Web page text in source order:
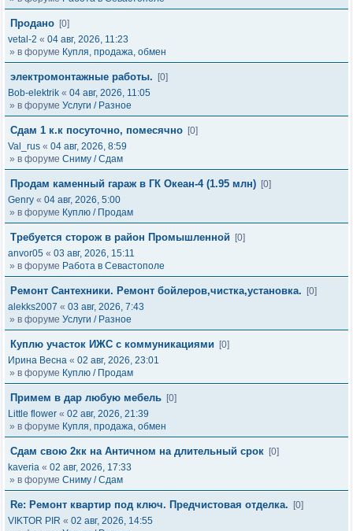
Продано [0]
vetal-2 « 04 авг, 2026, 11:23
» в форуме Купля, продажа, обмен
электромонтажные работы.
[0]
Bob-elektrik « 04 авг, 2026, 11:05
» в форуме Услуги / Разное
Сдам 1 к.к посуточно, помесячно [0]
Val_rus « 04 авг, 2026, 8:59
» в форуме Сниму / Сдам
Продам каменный гараж в ГК Океан-4 (1.95 млн) [0]
Genry « 04 авг, 2026, 5:00
» в форуме Куплю / Продам
Требуется сторож в район Промышленной
[0]
anvor05 « 03 авг, 2026, 15:11
» в форуме Работа в Севастополе
Ремонт Сантехники. Ремонт бойлеров,чистка,установка.
[0]
alekks2007 « 03 авг, 2026, 7:43
» в форуме Услуги / Разное
Куплю участок ИЖС с коммуникациями
[0]
Ирина Весна « 02 авг, 2026, 23:01
» в форуме Куплю / Продам
Примем в дар любую мебель [0]
Little flower « 02 авг, 2026, 21:39
» в форуме Купля, продажа, обмен
Сдам свою 2кк на Античном на длительный срок [0]
kaveria « 02 авг, 2026, 17:33
» в форуме Сниму / Сдам
Re: Ремонт квартир под ключ. Предчистовая отделка.
[0]
VIKTOR PIR « 02 авг, 2026, 14:55